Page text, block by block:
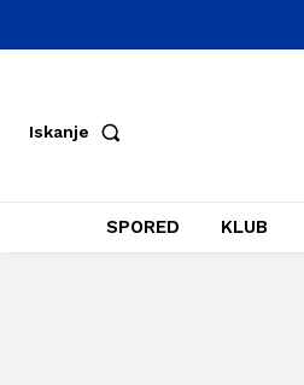
Iskanje
SPORED KLUB